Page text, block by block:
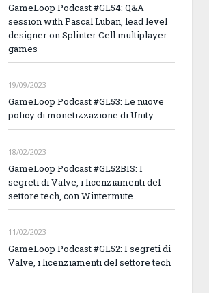
GameLoop Podcast #GL54: Q&A
session with Pascal Luban, lead level
designer on Splinter Cell multiplayer
games
19/09/2023
GameLoop Podcast #GL53: Le nuove
policy di monetizzazione di Unity
18/02/2023
GameLoop Podcast #GL52BIS: I
segreti di Valve, i licenziamenti del
settore tech, con Wintermute
11/02/2023
GameLoop Podcast #GL52: I segreti di
Valve, i licenziamenti del settore tech